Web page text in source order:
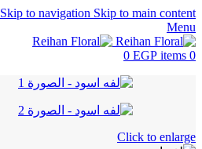
Skip to navigation Skip to main content
Menu
0
items
0 EGP
Click to enlarge